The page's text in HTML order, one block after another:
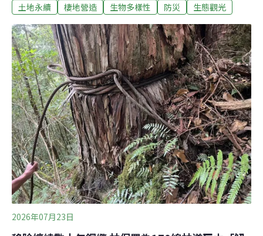
的體驗和採購樂趣。埼玉：深藏地底的防災神殿首都圈外
1）搭乘電車來到東京附近的埼玉，地底22公尺藏著一座
「神殿」，面積是希臘帕德嫩神殿的6.4倍，不為神祇祭
祀，而是為守護民眾安全。「首都圈外圍排水道」（首都
圈外郭放水路）的實際功能像是一個「調壓水槽」，在水
災來時，協助排放多餘的水。沒有運作時，開放民眾參
觀。充滿未來感的神秘氣氛，也讓這裡成為不少影劇作品
的拍攝地。這裡還是兼具防災教育意義與獨特體驗的地
點，提供七種行程。除了神殿，你還有機會走在工人維修
通道往下看深約70公尺的豎井，這個井的大小足以擺下一
架太空梭或自由女神像。（閱讀更多：地底50公尺
土地永續 棲地營造 生物多樣性 防災 生態觀光
2026年07月23日